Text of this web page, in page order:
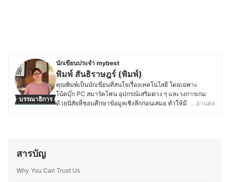
บรรณาธิการ
นักเขียนประจำ mybest
พิมพ์ สันธิราษฎร์ (พิมพ์)
คุณพิมพ์เป็นนักเขียนที่สนใจเรื่องเทคโนโลยี โดยเฉพาะ
โน้ตบุ๊ก PC สมาร์ตโฟน อุปกรณ์เสริมต่าง ๆ และวงการเกม
ด้วยนิสัยที่ชอบศึกษาข้อมูลเชิงลึกก่อนเสมอ ทำให้มี
พิมพ์นำความรู้เหล่านี้มาถ่ายทอดผ่านบทความวิธีการเลือก
…อ่านต่อ
สารบัญ
Why You Can Trust Us